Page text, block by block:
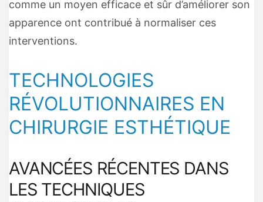
comme un moyen efficace et sûr d’améliorer son
apparence ont contribué à normaliser ces
interventions.
TECHNOLOGIES
RÉVOLUTIONNAIRES EN
CHIRURGIE ESTHÉTIQUE
AVANCÉES RÉCENTES DANS
LES TECHNIQUES